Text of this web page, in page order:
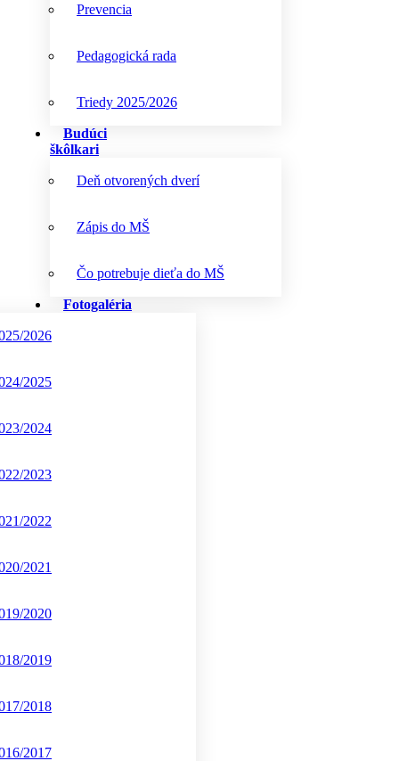
Prevencia
Pedagogická rada
Triedy 2025/2026
Budúci
škôlkari
Deň otvorených dverí
Zápis do MŠ
Čo potrebuje dieťa do MŠ
Fotogaléria
2026
2025
2024
2023
2022
2021
2020
2019
2018
2017